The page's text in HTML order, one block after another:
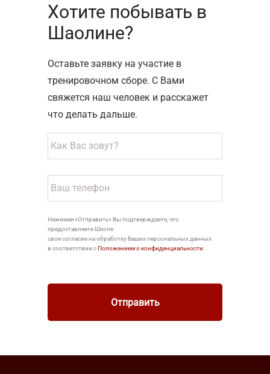
Хотите побывать в
Шаолине?
Оставьте заявку на участие в
тренировочном сборе. С Вами
свяжется наш человек и расскажет
что делать дальше.
Нажимая «Отправить» Вы подтверждаете, что
предоставляете Школе
свое согласие на обработку Ваших персональных данных
в соответствии сПоложением о конфиденциальности